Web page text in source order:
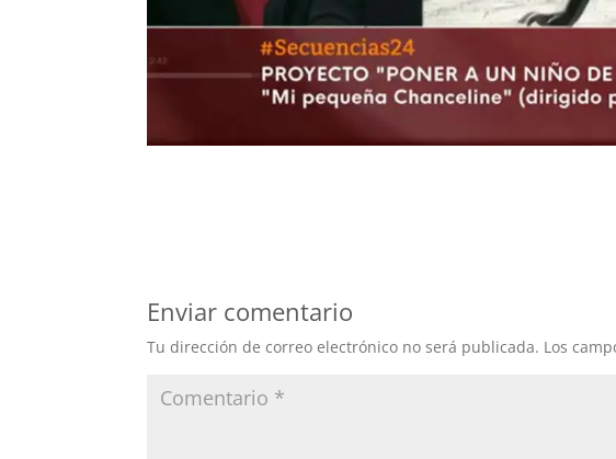
Enviar comentario
Tu dirección de correo electrónico no será publicada. Los